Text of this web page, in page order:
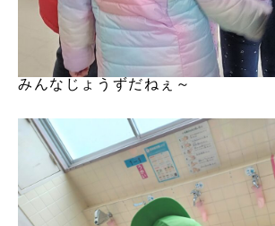
みんなじょうずだねぇ～